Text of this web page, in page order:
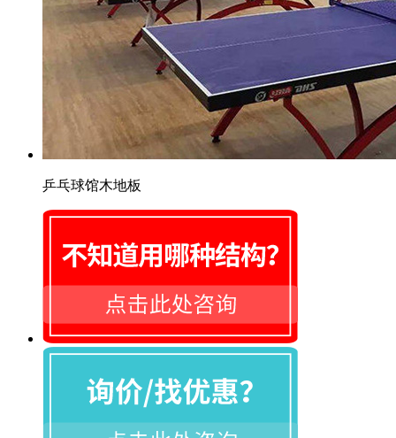
乒乓球馆木地板